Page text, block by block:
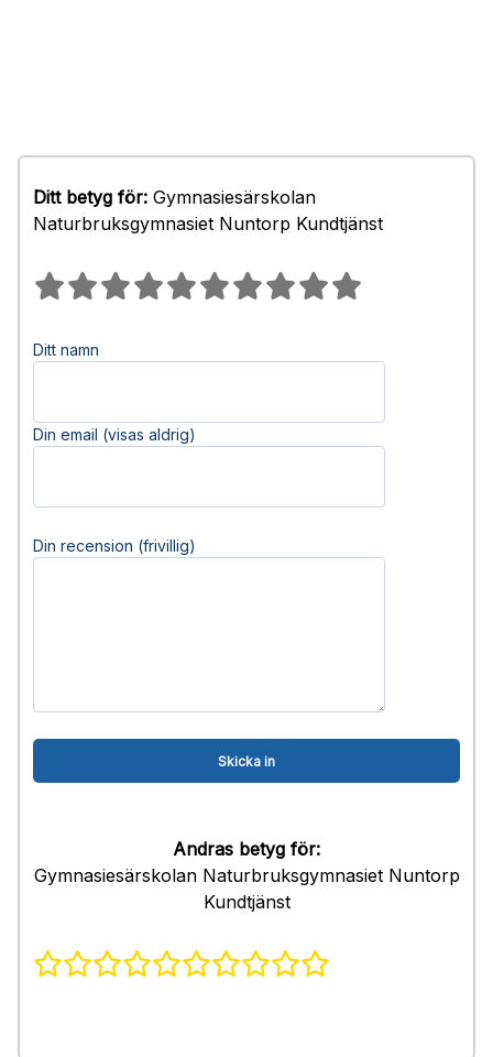
Ditt betyg för: Gymnasiesärskolan
Naturbruksgymnasiet Nuntorp Kundtjänst
Ditt namn
Din email (visas aldrig)
Din recension (frivillig)
Andras betyg för:
Gymnasiesärskolan Naturbruksgymnasiet Nuntorp
Kundtjänst